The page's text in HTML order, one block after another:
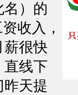
名）的
收入，
薪很快
直线下
昨天提